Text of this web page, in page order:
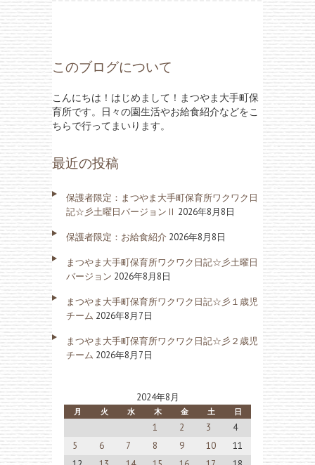
このブログについて
こんにちは！はじめまして！まつやま大手町保
育所です。日々の園生活やお給食紹介などをこ
ちらで行ってまいります。
最近の投稿
保護者限定：まつやま大手町保育所ワクワク日
記☆彡土曜日バージョンⅡ 2026年8月8日
保護者限定：お給食紹介 2026年8月8日
まつやま大手町保育所ワクワク日記☆彡土曜日
バージョン 2026年8月8日
まつやま大手町保育所ワクワク日記☆彡１歳児
チーム 2026年8月7日
まつやま大手町保育所ワクワク日記☆彡２歳児
チーム 2026年8月7日
2024年8月
月 火 水 木 金 土 日
1 2 3
4
5
6 7 8 9 10
11